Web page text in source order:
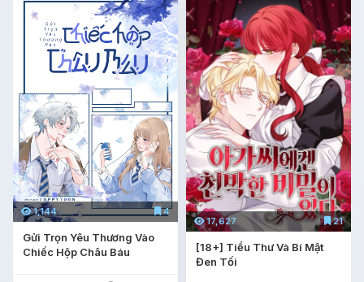
1,144 4
Gửi Trọn Yêu Thương Vào
Chiếc Hộp Châu Báu
17,627 21
[18+] Tiểu Thư Và Bí Mật
Đen Tối